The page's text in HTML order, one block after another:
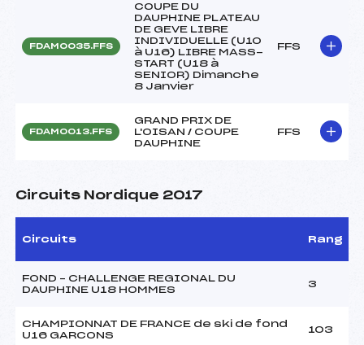
FDAM0035.FFS
COUPE DU
DAUPHINE PLATEAU
DE GEVE LIBRE
INDIVIDUELLE (U10
à U16) LIBRE MASS-
START (U18 à
SENIOR) Dimanche
8 Janvier
FFS
FDAM0013.FFS
GRAND PRIX DE
L'OISAN / COUPE
DAUPHINE
FFS
Circuits Nordique 2017
Circuits Rang
FOND – CHALLENGE REGIONAL DU
DAUPHINE U18 HOMMES
3
CHAMPIONNAT DE FRANCE de ski de fond
U16 GARCONS
103